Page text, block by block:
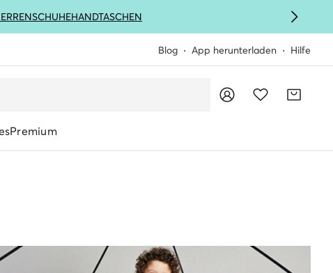
HANDTASCHEN
Blog App herunterladen Hilfe
Premium